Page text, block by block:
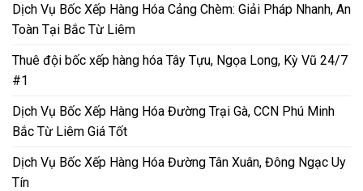
Dịch Vụ Bốc Xếp Hàng Hóa Cảng Chèm: Giải Pháp Nhanh, An
Toàn Tại Bắc Từ Liêm
Thuê đội bốc xếp hàng hóa Tây Tựu, Ngọa Long, Kỳ Vũ 24/7
#1
Dịch Vụ Bốc Xếp Hàng Hóa Đường Trại Gà, CCN Phú Minh
Bắc Từ Liêm Giá Tốt
Dịch Vụ Bốc Xếp Hàng Hóa Đường Tân Xuân, Đông Ngạc Uy
Tín